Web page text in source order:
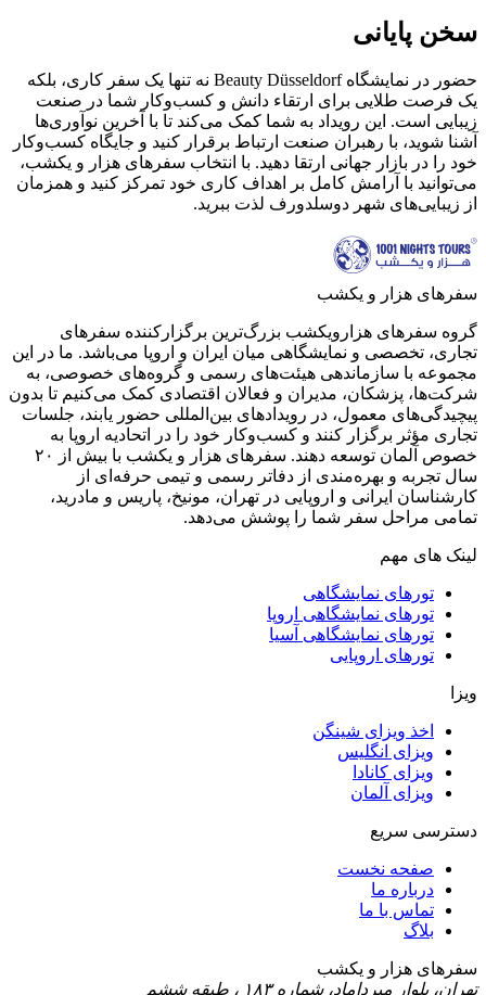
سخن پایانی
حضور در نمایشگاه Beauty Düsseldorf نه تنها یک سفر کاری، بلکه
یک فرصت طلایی برای ارتقاء دانش و کسب‌وکار شما در صنعت
زیبایی است. این رویداد به شما کمک می‌کند تا با آخرین نوآوری‌ها
آشنا شوید، با رهبران صنعت ارتباط برقرار کنید و جایگاه کسب‌وکار
خود را در بازار جهانی ارتقا دهید. با انتخاب سفرهای هزار و یکشب،
می‌توانید با آرامش کامل بر اهداف کاری خود تمرکز کنید و همزمان
از زیبایی‌های شهر دوسلدورف لذت ببرید.
سفرهای هزار و یکشب
گروه سفرهای هزارویکشب بزرگ‌ترین برگزارکننده سفرهای
تجاری، تخصصی و نمایشگاهی میان ایران و اروپا می‌باشد. ما در این
مجموعه با سازماندهی هیئت‌های رسمی و گروه‌های خصوصی، به
شرکت‌ها، پزشکان، مدیران و فعالان اقتصادی کمک می‌کنیم تا بدون
پیچیدگی‌های معمول، در رویدادهای بین‌المللی حضور یابند، جلسات
تجاری مؤثر برگزار کنند و کسب‌وکار خود را در اتحادیه اروپا به
خصوص آلمان توسعه دهند. سفر‌های هزار و یکشب با بیش از ۲۰
سال تجربه و بهره‌مندی از دفاتر رسمی و تیمی حرفه‌ای از
کارشناسان ایرانی و اروپایی در تهران، مونیخ، پاریس و مادرید،
تمامی مراحل سفر شما را پوشش می‌دهد.
لینک های مهم
تورهای نمایشگاهی
تورهای نمایشگاهی اروپا
تورهای نمایشگاهی آسیا
تورهای اروپایی
ویزا
اخذ ویزای شینگن
ویزای انگلیس
ویزای کانادا
ویزای آلمان
دسترسی سریع
صفحه نخست
درباره ما
تماس با ما
بلاگ
سفرهای هزار و یکشب
تهران، بلوار میرداماد، شماره ۱۸۳ ، طبقه ششم